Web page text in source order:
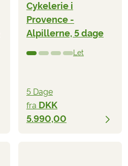
Cykelerie i
Provence -
Alpillerne, 5 dage
Let
5 Dage
fra DKK
5.990,00